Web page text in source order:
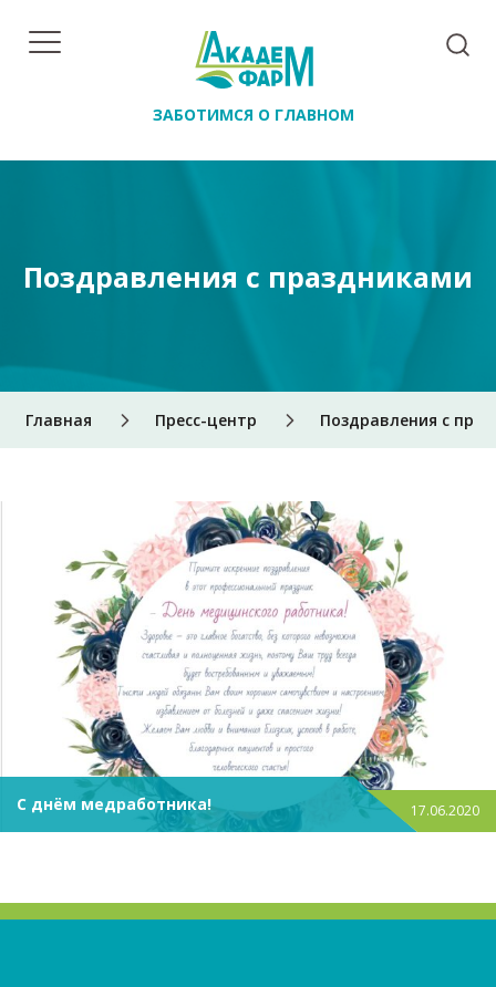
ЗАБОТИМСЯ О ГЛАВНОМ
Главная Пресс-центр Поздравления с
Поздравления с праздниками
С днём медработника! 17.06.2020